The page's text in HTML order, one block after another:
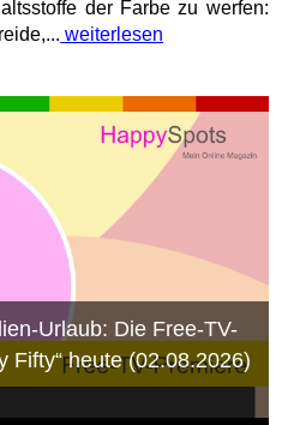
der Farbe zu werfen:
weiterlesen
Urlaub: Die Free-TV-
Fifty“ heute (02.08.2026)